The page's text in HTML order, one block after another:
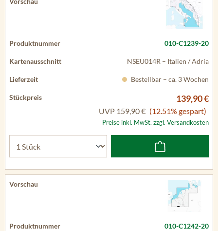
010-C1239-20
NSEU014R – Italien / Adria
Bestellbar – ca. 3 Wochen
139,90 €
UVP 159,90 € (12.51% gespart)
Preise inkl. MwSt. zzgl. Versandkosten
010-C1242-20